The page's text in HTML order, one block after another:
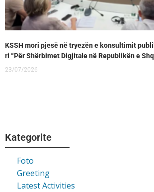
KSSH mori pjesë në tryezën e konsultimit
ri “Për Shërbimet Digjitale në Republikën e
23/07/2026
Kategorite
Foto
Greeting
Latest Activities